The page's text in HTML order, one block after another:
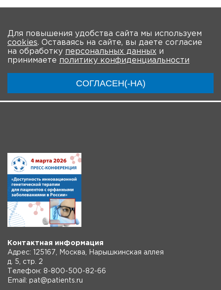
Для повышения удобства сайта мы используем
cookies. Оставаясь на сайте, вы даете согласие
на обработку персональных данных и
принимаете политику конфиденциальности
СОГЛАСЕН(-НА)
О мероприятии Новости Общая информация
Инструкции
Контактная информация
Адрес: 125167, Москва, Нарышкинская аллея
д. 5, стр. 2
Телефон: 8-800-500-82-66
Email: pat@patients.ru